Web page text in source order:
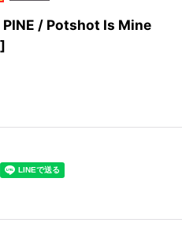
PINE / Potshot Is Mine
]